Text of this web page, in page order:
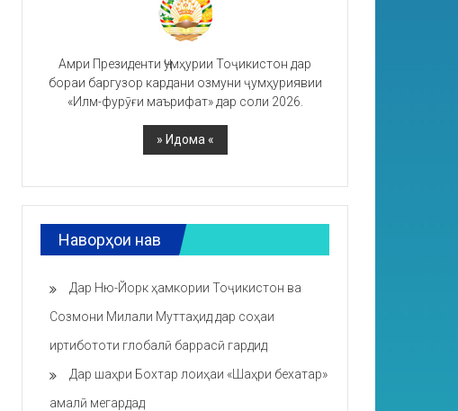
Амри Президенти Ҷумҳурии Тоҷикистон дар
бораи баргузор кардани озмуни ҷумҳуриявии
«Илм-фурӯғи маърифат» дар соли 2026.
Наворҳои нав
Дар Ню-Йорк ҳамкории Тоҷикистон ва
Созмони Милали Муттаҳид дар соҳаи
иртибототи глобалӣ баррасӣ гардид
Дар шаҳри Бохтар лоиҳаи «Шаҳри бехатар»
амалӣ мегардад